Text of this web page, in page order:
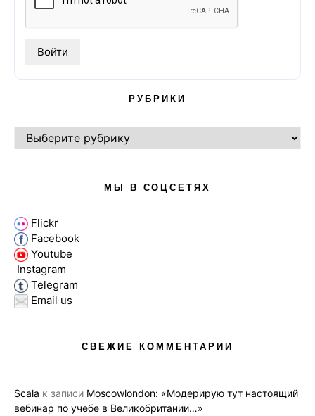
РУБРИКИ
РУБРИКИ
МЫ В СОЦСЕТЯХ
Flickr
Facebook
Youtube
Instagram
Telegram
Email us
СВЕЖИЕ КОММЕНТАРИИ
Scala к записи Moscowlondon: «Модерирую тут настоящий
вебинар по учебе в Великобритании…»